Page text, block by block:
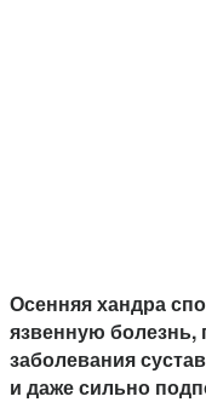
Осенняя хандра
язвенную
заболевания
и даже сильно